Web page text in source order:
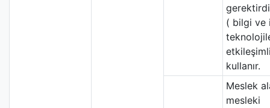
( bilgi ve
kullanır.
Meslek
mesleki